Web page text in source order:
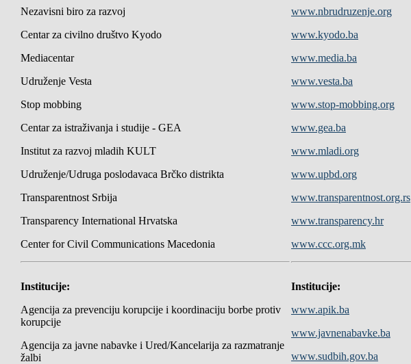
Nezavisni biro za razvoj
Centar za civilno društvo Kyodo
Mediacentar
Udruženje Vesta
Stop mobbing
Centar za istraživanja i studije - GEA
Institut za razvoj mladih KULT
Udruženje/Udruga poslodavaca Brčko distrikta
Transparentnost Srbija
Transparency International Hrvatska
Center for Civil Communications Macedonia
www.nbrudruzenje.org
www.kyodo.ba
www.media.ba
www.vesta.ba
www.stop-mobbing.org
www.gea.ba
www.mladi.org
www.upbd.org
www.transparentnost.org.rs
www.transparency.hr
www.ccc.org.mk
Institucije:
Agencija za prevenciju korupcije i koordinaciju borbe protiv
korupcije
Agencija za javne nabavke i Ured/Kancelarija za razmatranje
žalbi
Institucije:
www.apik.ba
www.javnenabavke.ba
www.sudbih.gov.ba